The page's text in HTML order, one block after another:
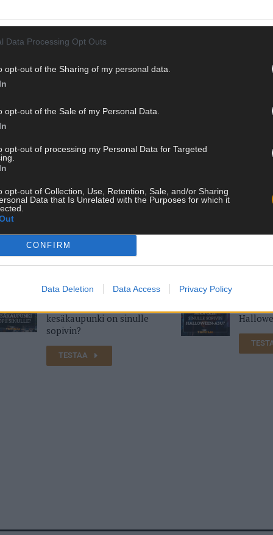
Data Processing Opt Outs
opt-out of the Sharing of my personal data.
opt-out of the Sale of my Personal Data.
opt-out of processing my Personal Data for Targeted
opt-out of Collection, Use, Retention, Sale, and/or Sharing
Data that Is Unrelated with the Purposes for which it
CONFIRM
Data Deletion Data Access Privacy Policy
kesäkaupunki on sinulle
sopivin?
TESTAA